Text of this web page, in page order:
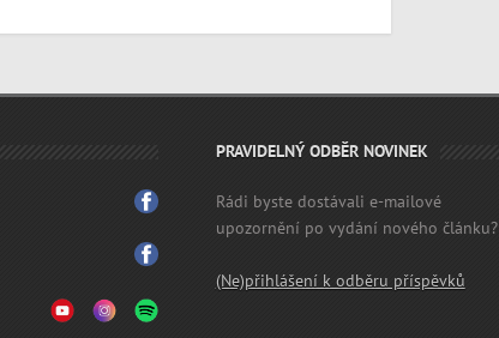
PRAVIDELNÝ ODBĚR NOVINEK
Rádi byste dostávali e-mailové
upozornění po vydání nového článku?
(Ne)přihlášení k odběru příspěvků